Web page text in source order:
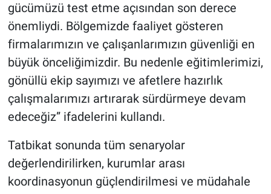
gücümüzü test etme açısından son derece
önemliydi. Bölgemizde faaliyet gösteren
firmalarımızın ve çalışanlarımızın güvenliği en
büyük önceliğimizdir. Bu nedenle eğitimlerimizi,
gönüllü ekip sayımızı ve afetlere hazırlık
çalışmalarımızı artırarak sürdürmeye devam
edeceğiz” ifadelerini kullandı.
Tatbikat sonunda tüm senaryolar
değerlendirilirken, kurumlar arası
koordinasyonun güçlendirilmesi ve müdahale